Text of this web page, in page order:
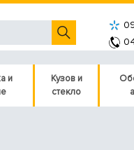
и
Кузов и
стекло